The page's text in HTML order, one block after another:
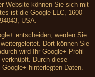
Website können Sie sich mit
ist die Google LLC, 1600
USA.
entscheiden, werden Sie
Dort können Sie
wird Ihr Google+-Profil
Durch diese
hinterlegten Daten.